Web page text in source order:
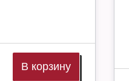
В корзину